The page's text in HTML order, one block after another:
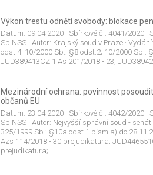
Výkon trestu odnětí svobody: blokace
Datum: 09.04.2020· Sbírkové č.: 4041/2020·
Sb.NSS· Autor: Krajský soud v Praze· Vydání:
odst.4; 10/2000 Sb.: §8 odst.2; 10/2000 Sb.:
JUD389413CZ 1 As 201/2018 - 23;
Mezinárodní ochrana: povinnost
občanů EU
Datum: 23.04.2020· Sbírkové č.: 4042/2020·
Sb.NSS· Autor: Nejvyšší správní soud - senát
325/1999 Sb.: §10a odst.1 písm.a) do
Azs 114/2018 - 30 prejudikatura;
prejudikatura;